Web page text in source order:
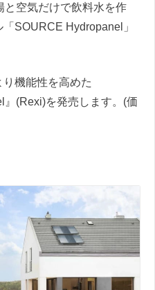
と空気だけで飲料水を作
SOURCE Hydropanel」
機能性を高めた
』(Rexi)を発売します。(価